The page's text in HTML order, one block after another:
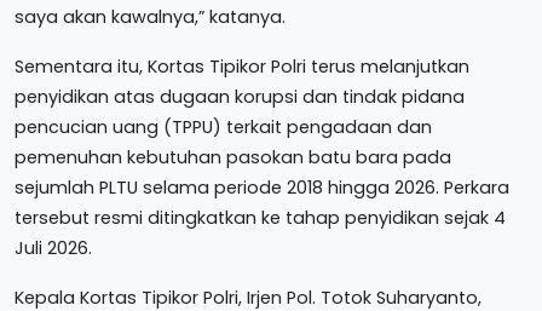
saya akan kawalnya,” katanya.
Sementara itu, Kortas Tipikor Polri terus melanjutkan
penyidikan atas dugaan korupsi dan tindak pidana
pencucian uang (TPPU) terkait pengadaan dan
pemenuhan kebutuhan pasokan batu bara pada
sejumlah PLTU selama periode 2018 hingga 2026. Perkara
tersebut resmi ditingkatkan ke tahap penyidikan sejak 4
Juli 2026.
Kepala Kortas Tipikor Polri, Irjen Pol. Totok Suharyanto,